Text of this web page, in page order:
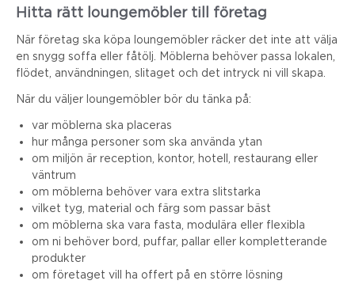
Hitta rätt loungemöbler till företag
När företag ska köpa loungemöbler räcker det inte att välja
en snygg soffa eller fåtölj. Möblerna behöver passa lokalen,
flödet, användningen, slitaget och det intryck ni vill skapa.
När du väljer loungemöbler bör du tänka på:
var möblerna ska placeras
hur många personer som ska använda ytan
om miljön är reception, kontor, hotell, restaurang eller
väntrum
om möblerna behöver vara extra slitstarka
vilket tyg, material och färg som passar bäst
om möblerna ska vara fasta, modulära eller flexibla
om ni behöver bord, puffar, pallar eller kompletterande
produkter
om företaget vill ha offert på en större lösning